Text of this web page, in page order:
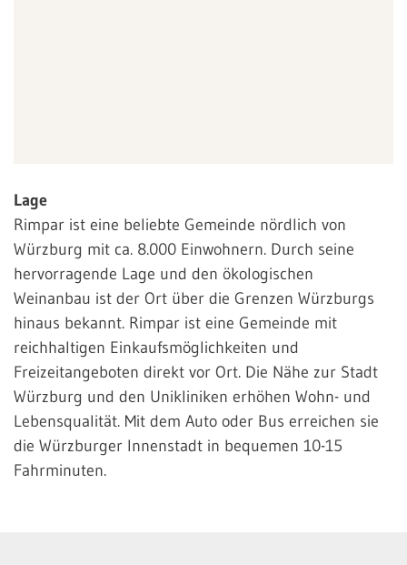
Lage
Rimpar ist eine beliebte Gemeinde nördlich von
Würzburg mit ca. 8.000 Einwohnern. Durch seine
hervorragende Lage und den ökologischen
Weinanbau ist der Ort über die Grenzen Würzburgs
hinaus bekannt. Rimpar ist eine Gemeinde mit
reichhaltigen Einkaufsmöglichkeiten und
Freizeitangeboten direkt vor Ort. Die Nähe zur Stadt
Würzburg und den Unikliniken erhöhen Wohn- und
Lebensqualität. Mit dem Auto oder Bus erreichen sie
die Würzburger Innenstadt in bequemen 10-15
Fahrminuten.